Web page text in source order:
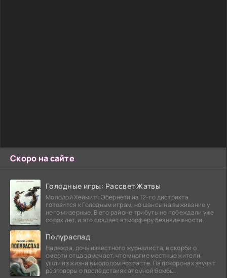
Скоро на сайте
Голодные игры: Рассвет Жатвы
Молодой Хеймитч Эбернети из 12-го дистрикта
готовится к Голодным играм, но шансы на выживание у
него мизерные. В его районе трибуты не побеждали уже
сорок лет, и это создает атмосферу безнадежности.
Полураспад
Надежда, дочь известного журналиста, в скорби о
смерти отца замечает, что многие местные жители
ушли из жизни в молодом возрасте. На похоронах звучат
разговоры о последствиях атомной бомбы.